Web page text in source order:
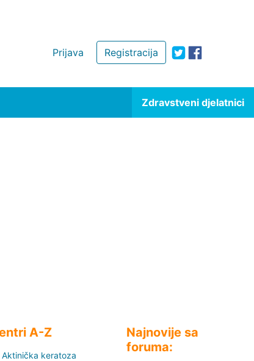
Registracija
Prijava
Zdravstveni djelatnici
A-Z
Aktinička keratoza
Najnovije sa
foruma: